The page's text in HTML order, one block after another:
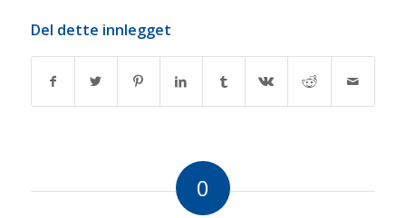
Del dette innlegget
0